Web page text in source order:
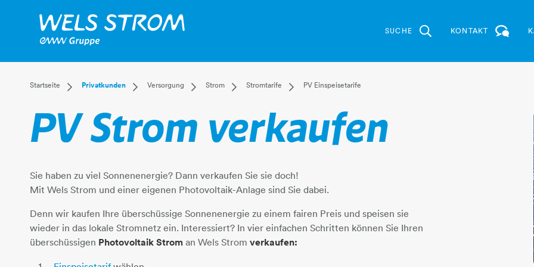
SUCHE KONTAKT
Startseite
Dropdown Startseite
Businesskunden
Mehr
Privatkunden
Dropdown Privatkunden
Kundenservice
Versorgung
Dropdown Versorgung
Fernwärme
Strom
Dropdown Strom
Strom anmelden
Stromtarife
Kraftwerk Traunleiten
Stromnetz
Smart Meter
Strom-Spartipps
FAQ
Stromtarife
Dropdown Stromtarife
Ökostrom Sunshine
Spot Tarif
PV Einspeisetarife
PV Einspeisetarife
PV Strom verkaufen
Sie haben zu viel Sonnenenergie? Dann verkaufen Sie sie doch!
​​​​​​​Mit Wels Strom und einer eigenen Photovoltaik-Anlage sind Sie dabei.
Denn wir kaufen Ihre überschüssige Sonnenenergie zu einem fairen Preis und speisen sie
wieder in das lokale Stromnetz ein. Interessiert? In vier einfachen Schritten können Sie Ihren
überschüssigen Photovoltaik Strom an Wels Strom verkaufen: